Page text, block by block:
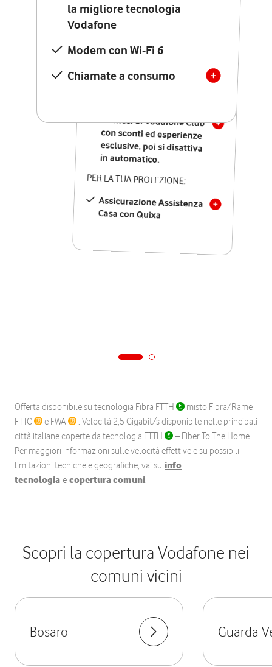
la migliore tecnologia
Vodafone
Modem con Wi-Fi 6
Chiamate a consumo
Vodafone
Modem Seven con Wi-Fi 7
Chiamate illimitate verso
numeri fissi e mobili
nazionali
12 mesi di Vodafone Club
con sconti ed esperienze
esclusive, poi si disattiva
in automatico.
PER LA TUA PROTEZIONE:
Assicurazione Assistenza
Casa con Quixa
Offerta disponibile su tecnologia Fibra FTTH
misto Fibra/Rame
FTTC
e FWA
. Velocità 2,5 Gigabit/s disponibile nelle principali
città italiane coperte da tecnologia FTTH
– Fiber To The Home.
Per maggiori informazioni sulle velocità effettive e su possibili
limitazioni tecniche e geografiche, vai su info
tecnologia e copertura comuni.
Scopri la copertura Vodafone nei
comuni vicini
Bosaro Guarda